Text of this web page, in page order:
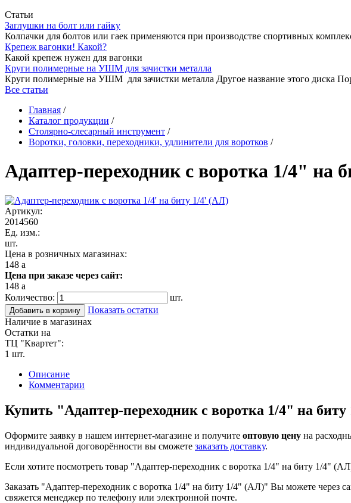
Статьи
Заглушки на болт или гайку
Колпачки для болтов или гаек применяются при производстве спортивных
Крепеж вагонки! Какой?
Какой крепеж нужен для вагонки
Круги полимерные на УШМ для зачистки металла
Круги полимерные на УШМ для зачистки металла Другое название этого диска
Все статьи
Главная /
Каталог продукции /
Столярно-слесарный инструмент /
Воротки, головки, переходники, удлинители для воротков /
Адаптер-переходник с воротка 1/4" на
Артикул:
2014560
Ед. изм.:
шт.
Цена в розничных магазинах:
148 a
Цена при заказе через сайт:
148 a
Количество:
шт.
Добавить в корзину
Показать остатки
Наличие в магазинах
Остатки на
ТЦ "Квартет":
1 шт.
Описание
Комментарии
Купить "Адаптер-переходник с воротка 1/4" на
Оформите заявку в нашем интернет-магазине и получите оптовую цену на
индивидуальной договорённости вы сможете заказать доставку.
Если хотите посмотреть товар "Адаптер-переходник с воротка 1/4" на биту 1/4"
Заказать "Адаптер-переходник с воротка 1/4" на биту 1/4" (АЛ)" Вы можете через
свяжется менеджер по телефону или электронной почте.